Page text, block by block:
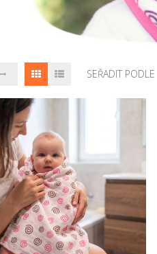
SEŘADIT PODLE